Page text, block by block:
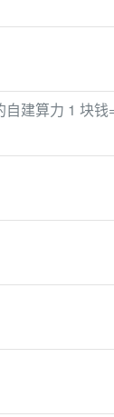
建算力 1 块钱